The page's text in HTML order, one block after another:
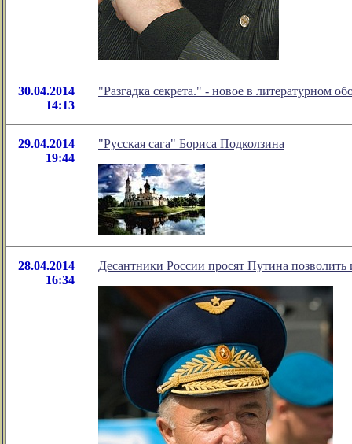
30.04.2014
14:13
"Разгадка секрета." - новое в литературном
29.04.2014
19:44
"Русская сага" Бориса Подколзина
28.04.2014
16:34
Десантники России просят Путина